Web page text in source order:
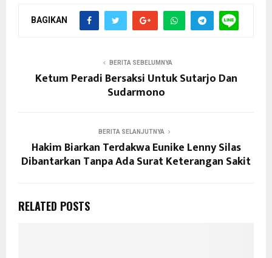
BAGIKAN
BERITA SEBELUMNYA
Ketum Peradi Bersaksi Untuk Sutarjo Dan
Sudarmono
BERITA SELANJUTNYA
Hakim Biarkan Terdakwa Eunike Lenny Silas
Dibantarkan Tanpa Ada Surat Keterangan Sakit
RELATED POSTS